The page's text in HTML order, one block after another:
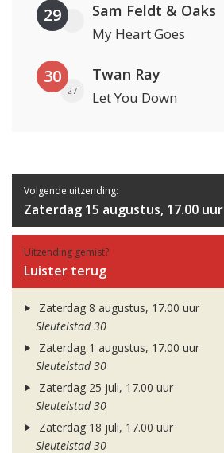
29 Sam Feldt & Oaks
My Heart Goes
30
27
Twan Ray
Let You Down
Volgende uitzending:
Zaterdag 15 augustus, 17.00 uur
Uitzending gemist?
Luister terug
Zaterdag 8 augustus, 17.00 uur
Sleutelstad 30
Zaterdag 1 augustus, 17.00 uur
Sleutelstad 30
Zaterdag 25 juli, 17.00 uur
Sleutelstad 30
Zaterdag 18 juli, 17.00 uur
Sleutelstad 30